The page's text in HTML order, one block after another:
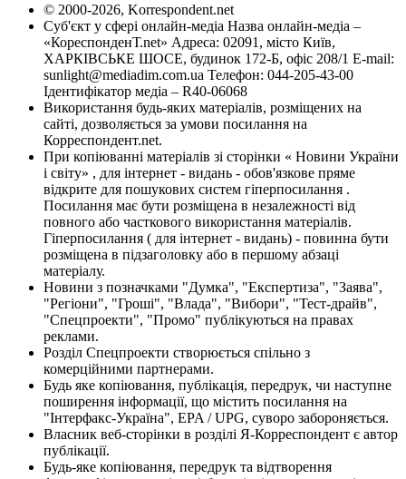
© 2000-2026, Korrespondent.net
Суб'єкт у сфері онлайн-медіа Назва онлайн-медіа –
«КореспонденТ.net» Адреса: 02091, місто Київ,
ХАРКІВСЬКЕ ШОСЕ, будинок 172-Б, офіс 208/1 E-mail:
sunlight@mediadim.com.ua Телефон: 044-205-43-00
Ідентифікатор медіа – R40-06068
Використання будь-яких матеріалів, розміщених на
сайті, дозволяється за умови посилання на
Корреспондент.net.
При копіюванні матеріалів зі сторінки « Новини України
і світу» , для інтернет - видань - обов'язкове пряме
відкрите для пошукових систем гіперпосилання .
Посилання має бути розміщена в незалежності від
повного або часткового використання матеріалів.
Гіперпосилання ( для інтернет - видань) - повинна бути
розміщена в підзаголовку або в першому абзаці
матеріалу.
Новини з позначками "Думка", "Експертиза", "Заява",
"Регіони", "Гроші", "Влада", "Вибори", "Тест-драйв",
"Спецпроекти", "Промо" публікуються на правах
реклами.
Розділ Спецпроекти створюється спільно з
комерційними партнерами.
Будь яке копіювання, публікація, передрук, чи наступне
поширення інформації, що містить посилання на
"Інтерфакс-Україна", EPA / UPG, суворо забороняється.
Власник веб-сторінки в розділі Я-Корреспондент є автор
публікації.
Будь-яке копіювання, передрук та відтворення